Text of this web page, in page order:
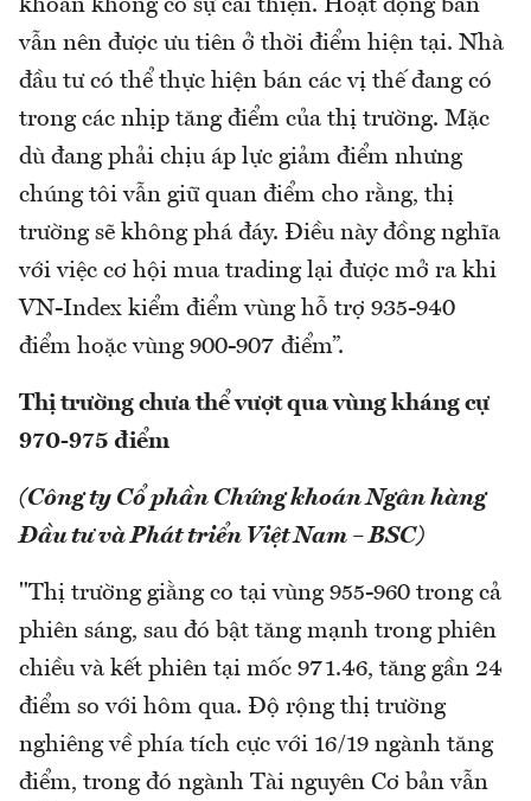
khoản không có sự cải thiện. Hoạt động bán
vẫn nên được ưu tiên ở thời điểm hiện tại. Nhà
đầu tư có thể thực hiện bán các vị thế đang có
trong các nhịp tăng điểm của thị trường. Mặc
dù đang phải chịu áp lực giảm điểm nhưng
chúng tôi vẫn giữ quan điểm cho rằng, thị
trường sẽ không phá đáy. Điều này đồng nghĩa
với việc cơ hội mua trading lại được mở ra khi
VN-Index kiểm điểm vùng hỗ trợ 935-940
điểm hoặc vùng 900-907 điểm”.
Thị trường chưa thể vượt qua vùng kháng cự
970-975 điểm
(Công ty Cổ phần Chứng khoán Ngân hàng
Đầu tư và Phát triển Việt Nam – BSC)
"Thị trường giằng co tại vùng 955-960 trong cả
phiên sáng, sau đó bật tăng mạnh trong phiên
chiều và kết phiên tại mốc 971.46, tăng gần 24
điểm so với hôm qua. Độ rộng thị trường
nghiêng về phía tích cực với 16/19 ngành tăng
điểm, trong đó ngành Tài nguyên Cơ bản vẫn